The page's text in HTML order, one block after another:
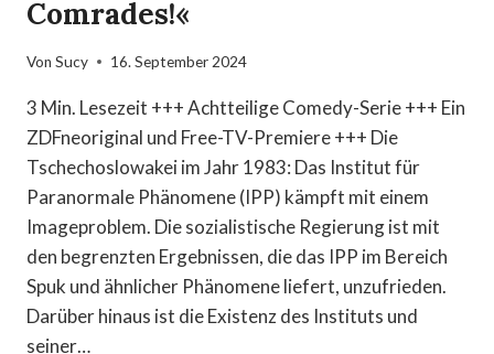
Comrades!«
Von Sucy 16. September 2024
3 Min. Lesezeit +++ Achtteilige Comedy-Serie +++ Ein
ZDFneoriginal und Free-TV-Premiere +++ Die
Tschechoslowakei im Jahr 1983: Das Institut für
Paranormale Phänomene (IPP) kämpft mit einem
Imageproblem. Die sozialistische Regierung ist mit
den begrenzten Ergebnissen, die das IPP im Bereich
Spuk und ähnlicher Phänomene liefert, unzufrieden.
Darüber hinaus ist die Existenz des Instituts und
seiner…